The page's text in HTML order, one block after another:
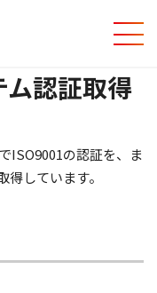
サイト内
メニ
認証取得
ISO9001の認証を、ま
しています。